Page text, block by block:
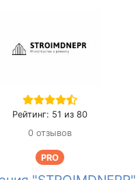
Рейтинг: 51 из 80
0 отзывов
PRO